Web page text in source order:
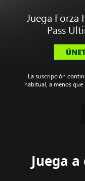
Los
Los títulos, el
juegos varían con el
precio mensual
Juega